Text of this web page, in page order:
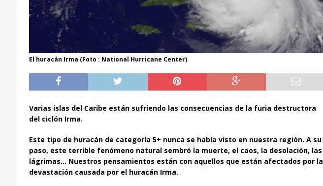
El huracán Irma (Foto : National Hurricane Center)
Varias islas del Caribe están sufriendo las consecuencias de la furia destructora
del ciclón Irma.
Este tipo de huracán de categoría 5+ nunca se había visto en nuestra región. A su
paso, este terrible fenómeno natural sembró la muerte, el caos, la desolación, las
lágrimas… Nuestros pensamientos están con aquellos que están afectados por la
devastación causada por el huracán Irma.